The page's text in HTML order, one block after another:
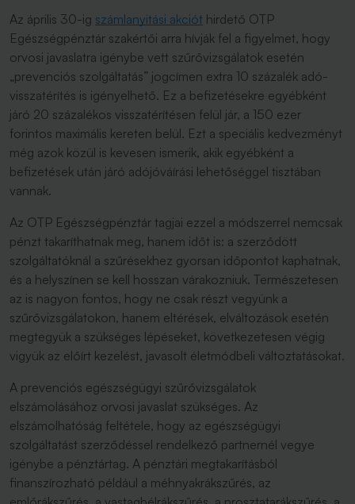
Az április 30-ig számlanyitási akciót hirdető OTP
Egészségpénztár szakértői arra hívják fel a figyelmet, hogy
orvosi javaslatra igénybe vett szűrővizsgálatok esetén
„prevenciós szolgáltatás” jogcímen extra 10 százalék adó-
visszatérítés is igényelhető. Ez a befizetésekre egyébként
járó 20 százalékos visszatérítésen felül jár, a 150 ezer
forintos maximális kereten belül. Ezt a speciális kedvezményt
még azok közül is kevesen ismerik, akik egyébként a
befizetések után járó adójóváírási lehetőséggel tisztában
vannak.
Az OTP Egészségpénztár tagjai ezzel a módszerrel nemcsak
pénzt takaríthatnak meg, hanem időt is: a szerződött
szolgáltatóknál a szűrésekhez gyorsan időpontot kaphatnak,
és a helyszínen se kell hosszan várakozniuk. Természetesen
az is nagyon fontos, hogy ne csak részt vegyünk a
szűrővizsgálatokon, hanem eltérések, elváltozások esetén
megtegyük a szükséges lépéseket, következetesen végig
vigyük az előírt kezelést, javasolt életmódbeli változtatásokat.
A prevenciós egészségügyi szűrővizsgálatok
elszámolásához orvosi javaslat szükséges. Az
elszámolhatóság feltétele, hogy az egészségügyi
szolgáltatást szerződéssel rendelkező partnernél vegye
igénybe a pénztártag. A pénztári megtakarításból
finanszírozható például a méhnyakrákszűrés, az